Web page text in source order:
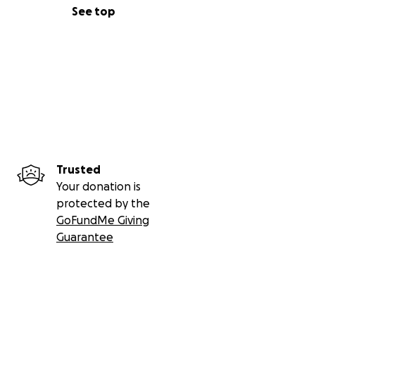
See top
Trusted
Your donation is
protected by the
GoFundMe Giving
Guarantee